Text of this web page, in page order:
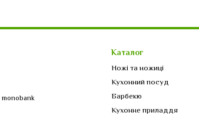
Каталог
Ножі та ножиці
Кухонний посуд
Барбекю
Кухонне приладдя